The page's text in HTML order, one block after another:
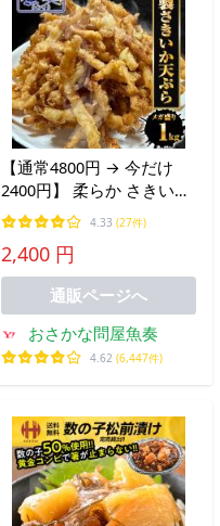
【通常4800円 → 今だけ
2400円】 柔らか さきいか
天ぷら 業務用 超メガ盛り
1kg箱入 燻製さきいか 半
額 決算 損切 処分 セール
限定 送料無料！ クーポン
4.33 (27件)
2,400 円
通販ページへ
おさかな問屋魚奏
4.62 (6,447件)